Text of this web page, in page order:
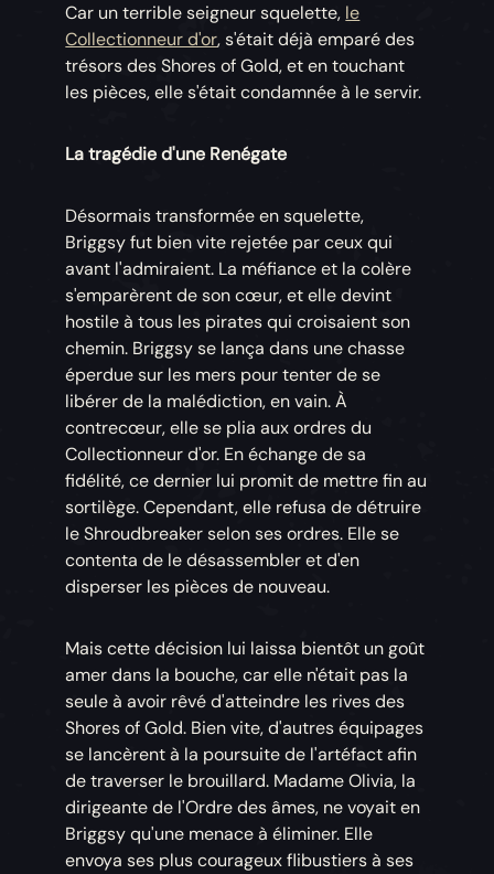
Car un terrible seigneur squelette, le
Collectionneur d'or, s'était déjà emparé des
trésors des Shores of Gold, et en touchant
les pièces, elle s'était condamnée à le servir.
La tragédie d'une Renégate
Désormais transformée en squelette,
Briggsy fut bien vite rejetée par ceux qui
avant l'admiraient. La méfiance et la colère
s'emparèrent de son cœur, et elle devint
hostile à tous les pirates qui croisaient son
chemin. Briggsy se lança dans une chasse
éperdue sur les mers pour tenter de se
libérer de la malédiction, en vain. À
contrecœur, elle se plia aux ordres du
Collectionneur d'or. En échange de sa
fidélité, ce dernier lui promit de mettre fin au
sortilège. Cependant, elle refusa de détruire
le Shroudbreaker selon ses ordres. Elle se
contenta de le désassembler et d'en
disperser les pièces de nouveau.
Mais cette décision lui laissa bientôt un goût
amer dans la bouche, car elle n'était pas la
seule à avoir rêvé d'atteindre les rives des
Shores of Gold. Bien vite, d'autres équipages
se lancèrent à la poursuite de l'artéfact afin
de traverser le brouillard. Madame Olivia, la
dirigeante de l'Ordre des âmes, ne voyait en
Briggsy qu'une menace à éliminer. Elle
envoya ses plus courageux flibustiers à ses